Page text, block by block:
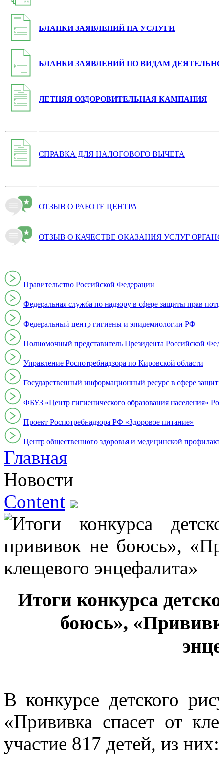
БЛАНКИ ЗАЯВЛЕНИЙ НА УСЛУГИ
БЛАНКИ ЗАЯВЛЕНИЙ ПО ВИДАМ
ЛЕТНЯЯ ОЗДОРОВИТЕЛЬНАЯ КАМПАНИЯ
СПРАВКА ДЛЯ НАЛОГОВОГО ВЫЧЕТА
ОТЗЫВ О РАБОТЕ ЦЕНТРА
ОТЗЫВ О КАЧЕСТВЕ ОКАЗАНИЯ УСЛУГ
Правительство Российской Федерации
Федеральная служба по надзору в сфере защиты прав
Федеральный центр гигиены и эпидемиологии РФ
Полномочный представитель Президента Российской
Управление Роспотребнадзора по Кировской области
Государственный информационный ресурс в сфере
ФБУЗ «Центр гигиенического образования населения»
Проект Роспотребнадзора РФ «Здоровое питание»
Центр общественного здоровья и медицинской
Главная
Новости
Content
Итоги конкурса
боюсь»,
В конкурсе детского
«Прививка спасет от
участие 817 детей, из них: